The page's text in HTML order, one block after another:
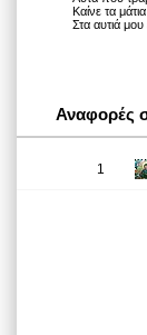
Καίνε τα
Στα αυτιά
Αναφορές
1